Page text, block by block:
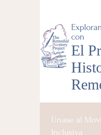
con
El
Únase al
Inclusiva